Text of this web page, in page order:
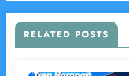
RELATED POSTS